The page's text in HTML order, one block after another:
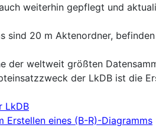
weiterhin gepflegt und
sind 20 m Aktenordner,
der weltweit größten
der LkDB ist die
LkDB
Erstellen eines (B-R)-Diagramms